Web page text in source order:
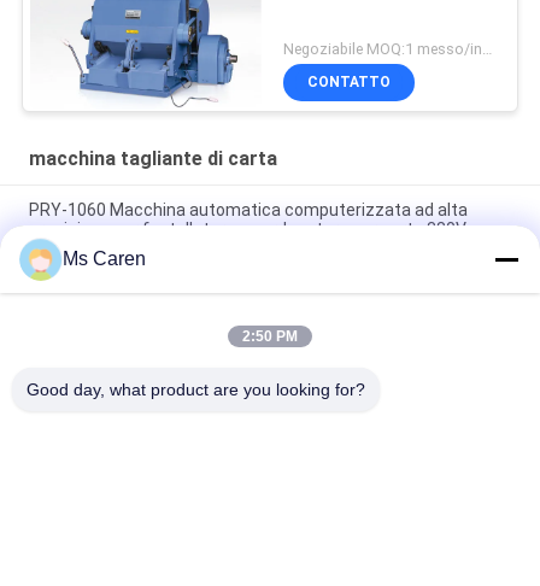
CONTATTO
macchina tagliante di carta
PRY-1060 Macchina automatica computerizzata ad alta
precisione per fustellatura e cordonatura per carta 380V
TYMK macchina di stampaggio a caldo e di taglio a stampo
con alimentatore automatico serie ZS
PRY-2000 Macchina di taglio a stampo rotativo di cartone a
Ms Caren
2:50 PM
Good day, what product are you looking for?